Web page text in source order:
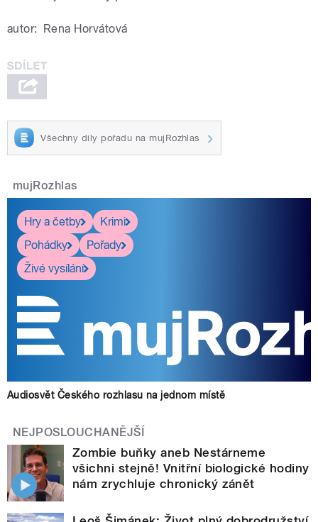
autor: Rena Horvátová
Všechny díly pořadu na mujRozhlas
mujRozhlas
Hry a četby
Krimi
Pohádky
Pořady
Živé vysílání
Audiosvět Českého rozhlasu na jednom místě
NEJPOSLOUCHANĚJŠÍ
Zombie buňky aneb Nestárneme
všichni stejně! Vnitřní biologické hodiny
nám zrychluje chronický zánět